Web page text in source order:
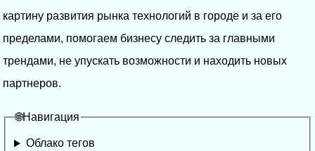
картину развития рынка технологий в городе и за его
пределами, помогаем бизнесу следить за главными
трендами, не упускать возможности и находить новых
партнеров.
🌐Навигация
Облако тегов